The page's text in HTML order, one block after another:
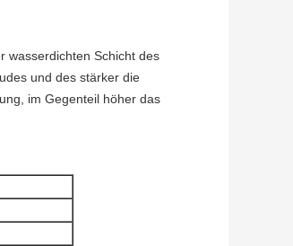
wasserdichten Schicht des
und des stärker die
im Gegenteil höher das